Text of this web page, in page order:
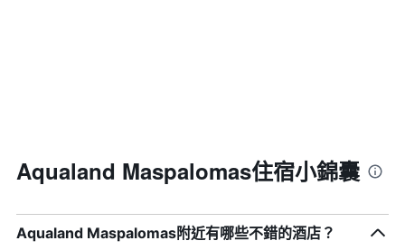
Aqualand Maspalomas住宿小錦囊
Aqualand Maspalomas附近有哪些不錯的酒店？